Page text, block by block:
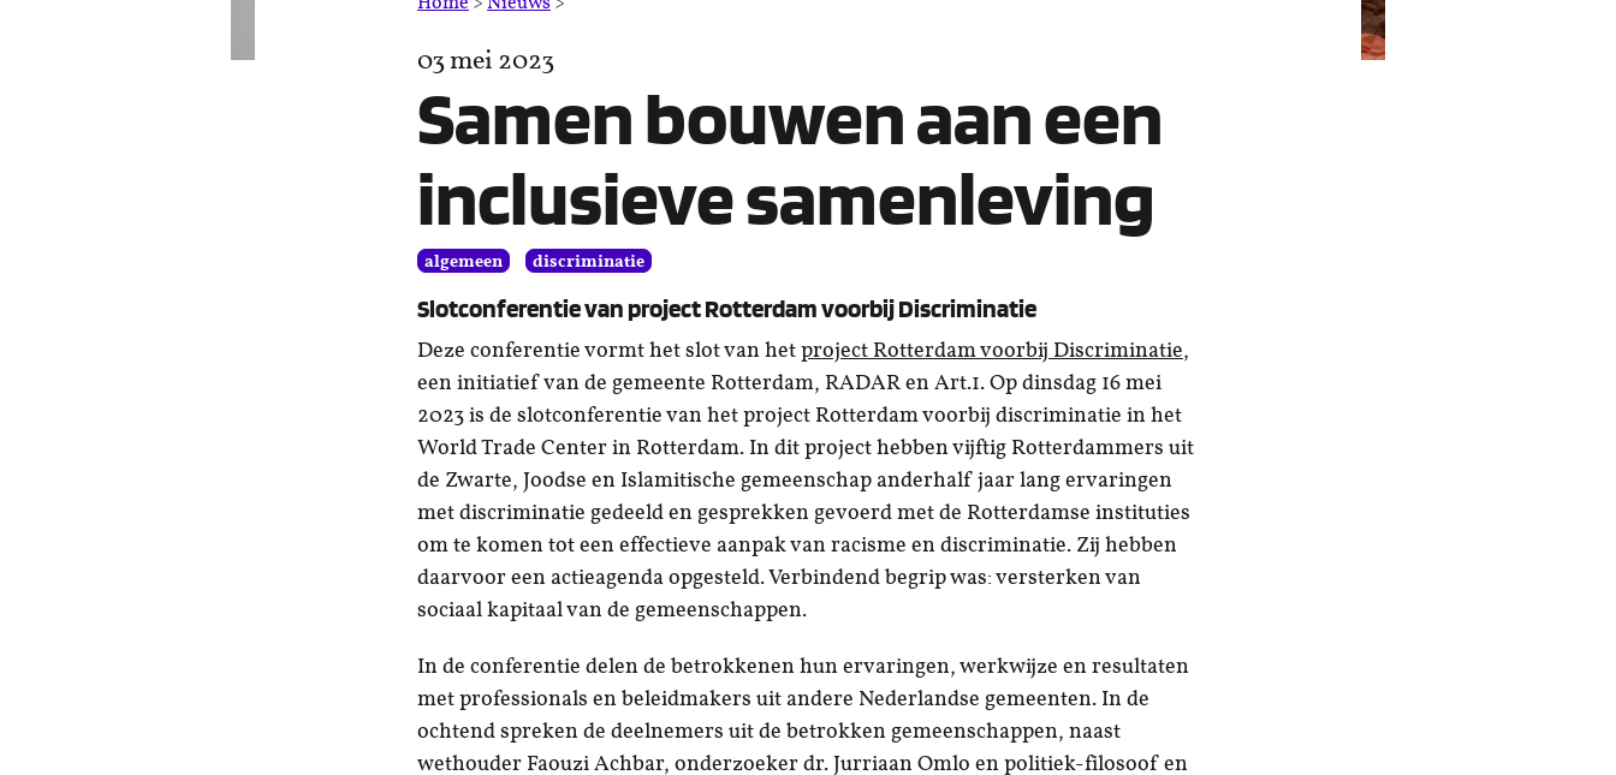
inclusieve
samenleving
03 mei 2023
Samen bouwen aan een
inclusieve samenleving
algemeen discriminatie
Slotconferentie van project Rotterdam voorbij Discriminatie
Deze conferentie vormt het slot van het project Rotterdam voorbij Discriminatie,
een initiatief van de gemeente Rotterdam, RADAR en Art.1. Op dinsdag 16 mei
2023 is de slotconferentie van het project Rotterdam voorbij discriminatie in het
World Trade Center in Rotterdam. In dit project hebben vijftig Rotterdammers uit
de Zwarte, Joodse en Islamitische gemeenschap anderhalf jaar lang ervaringen
met discriminatie gedeeld en gesprekken gevoerd met de Rotterdamse instituties
om te komen tot een effectieve aanpak van racisme en discriminatie. Zij hebben
daarvoor een actieagenda opgesteld. Verbindend begrip was: versterken van
sociaal kapitaal van de gemeenschappen.
In de conferentie delen de betrokkenen hun ervaringen, werkwijze en resultaten
met professionals en beleidmakers uit andere Nederlandse gemeenten. In de
ochtend spreken de deelnemers uit de betrokken gemeenschappen, naast
wethouder Faouzi Achbar, onderzoeker dr. Jurriaan Omlo en politiek-filosoof en